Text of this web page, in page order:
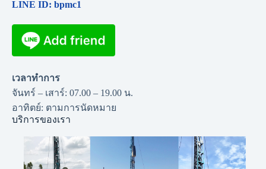
LINE ID: bpmc1
เวลาทำการ
จันทร์ – เสาร์: 07.00 – 19.00 น.
อาทิตย์: ตามการนัดหมาย
บริการของเรา